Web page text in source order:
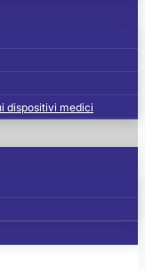
dispositivi medici